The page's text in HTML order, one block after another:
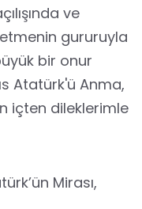
ve
gururuyla
bir onur
Atatürk'ü Anma,
içten dileklerimle
Mirası,